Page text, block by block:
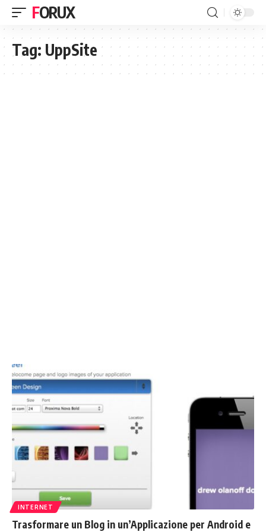
FORUX
Tag: UppSite
INTERNET
Trasformare un Blog in un’Applicazione per Android e